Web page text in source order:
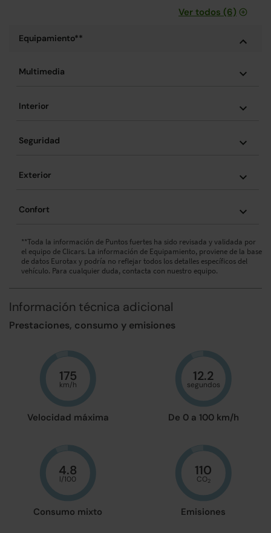
Ver todos (6)
Equipamiento**
Multimedia
Interior
Seguridad
Exterior
Confort
**Toda la información de Puntos fuertes ha sido revisada y validada por
el equipo de Clicars. La información de Equipamiento, proviene de la base
de datos Eurotax y podría no reflejar todos los detalles específicos del
vehículo. Para cualquier duda, contacta con nuestro equipo.
Información técnica adicional
Prestaciones, consumo y emisiones
Velocidad máxima
175
km/h
De 0 a 100 km/h
12.2
segundos
Consumo mixto
4.8
l/100
Emisiones
110
CO2